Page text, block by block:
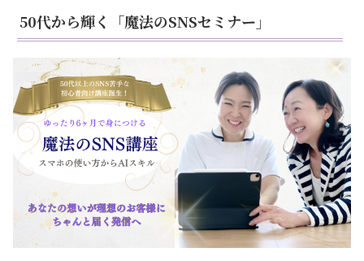
50代から輝く「魔法のSNSセミナー」